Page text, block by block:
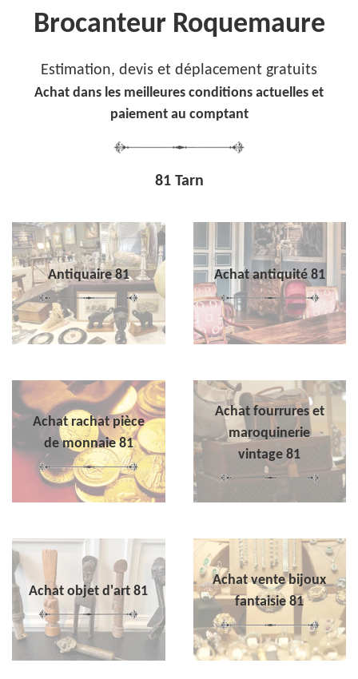
Brocanteur Roquemaure
Estimation, devis et déplacement gratuits
Achat dans les meilleures conditions actuelles et
paiement au comptant
81 Tarn
Antiquaire 81 Achat antiquité 81
Achat rachat pièce
de monnaie 81
Achat fourrures et
maroquinerie
vintage 81
Achat objet d'art 81
Achat vente bijoux
fantaisie 81